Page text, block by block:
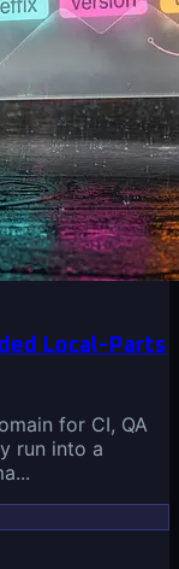
Local-Parts
for CI, QA
run into a